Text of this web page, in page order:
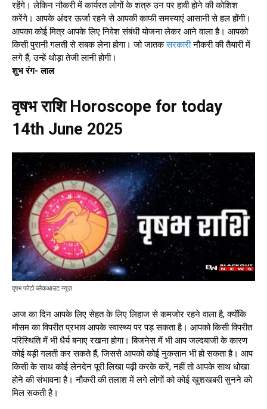
रहेंगे। लेकिन नौकरी में कार्यरत लोगों के शत्रु उन पर हावी होने की कोशिश
करेंगे। आपके अंदर ऊर्जा रहने से आपकी काफी समस्याएं आसानी से हल होंगी।
आपका कोई मित्र आपके लिए निवेश संबंधी योजना लेकर आने वाला है। आपको
किसी पुरानी गलती से सबक लेना होगा। जो जातकसरकारीनौकरी की तैयारी में
लगे हैं, उन्हें थोड़ा तेजी लानी होगी।
शुभ रंग- लाल
वृषभ राशि Horoscope for today
14th June 2025
वृषभ फोटो ब्लैकआउट न्यूज़
आज का दिन आपके लिए सेहत के लिए लिहाज से कमजोर रहने वाला है, क्योंकि
मौसम का विपरीत प्रभाव आपके स्वास्थ्य पर पड़ सकता है। आपको किसी विपरीत
परिस्थिति में भी धैर्य बनाए रखना होगा। बिजनेस में भी आप जल्दबाजी के कारण
कोई बड़ी गलती कर सकते हैं, जिससे आपको कोई नुकसान भी हो सकता है। आप
किसी के साथ कोई लेनदेन पूरी लिखा पढ़ी करके करें, नहीं तो आपके साथ धोखा
होने की संभावना है। नौकरी की तलाश में लगे लोगों को कोई खुशखबरी सुनने को
मिल सकती है।